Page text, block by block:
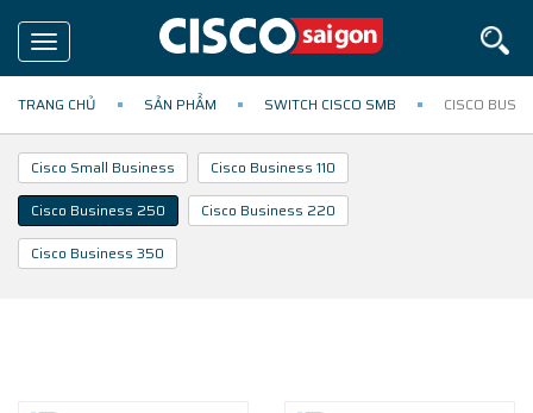
Toggle
navigation
TRANG CHỦ SẢN PHẨM SWITCH CISCO SMB CISCO
Cisco Small Business
Cisco Business 110
Cisco Business 250
Cisco Business 220
Cisco Business 350